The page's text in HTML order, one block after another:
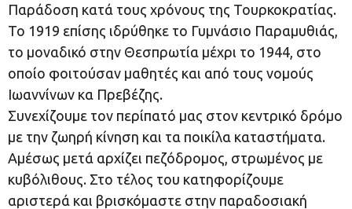
Παράδοση κατά τους χρόνους της Τουρκοκρατίας.
Το 1919 επίσης ιδρύθηκε το Γυμνάσιο Παραμυθιάς,
το μοναδικό στην Θεσπρωτία μέχρι το 1944, στο
οποίο φοιτούσαν μαθητές και από τους νομούς
Ιωαννίνων κα Πρεβέζης.
Συνεχίζουμε τον περίπατό μας στον κεντρικό δρόμο
με την ζωηρή κίνηση και τα ποικίλα καταστήματα.
Αμέσως μετά αρχίζει πεζόδρομος, στρωμένος με
κυβόλιθους. Στο τέλος του κατηφορίζουμε
αριστερά και βρισκόμαστε στην παραδοσιακή